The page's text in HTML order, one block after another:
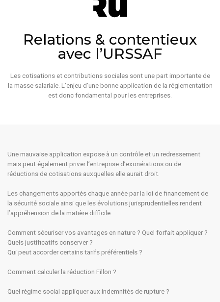
Relations & contentieux
avec l’URSSAF
Les cotisations et contributions sociales sont une part importante de
la masse salariale. L’enjeu d’une bonne application de la réglementation
est donc fondamental pour les entreprises.
Une mauvaise application expose à un contrôle et un redressement
mais peut également priver l’entreprise d’exonérations ou de
réductions de cotisations auxquelles elle aurait droit.
Les changements apportés chaque année par la loi de financement de
la sécurité sociale ainsi que les évolutions jurisprudentielles rendent
l’appréhension de la matière difficile.
Comment sécuriser vos avantages en nature ? Quel forfait appliquer ?
Quels justificatifs conserver ?
Qui peut accorder certains tarifs préférentiels ?
Comment calculer la réduction Fillon ?
Quel régime social appliquer aux indemnités de rupture ?